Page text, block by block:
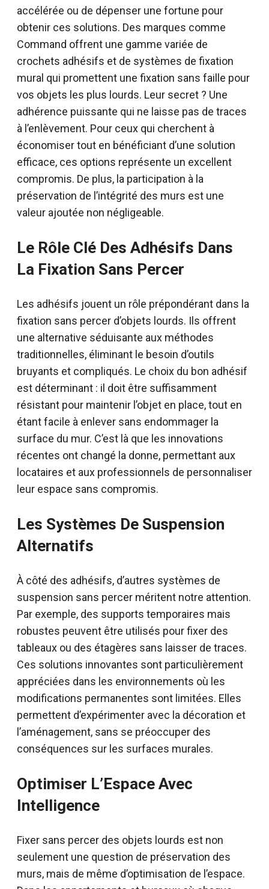
accélérée ou de dépenser une fortune pour
obtenir ces solutions. Des marques comme
Command offrent une gamme variée de
crochets adhésifs et de systèmes de fixation
mural qui promettent une fixation sans faille pour
vos objets les plus lourds. Leur secret ? Une
adhérence puissante qui ne laisse pas de traces
à l’enlèvement. Pour ceux qui cherchent à
économiser tout en bénéficiant d’une solution
efficace, ces options représente un excellent
compromis. De plus, la participation à la
préservation de l’intégrité des murs est une
valeur ajoutée non négligeable.
Le Rôle Clé Des Adhésifs Dans
La Fixation Sans Percer
Les adhésifs jouent un rôle prépondérant dans la
fixation sans percer d’objets lourds. Ils offrent
une alternative séduisante aux méthodes
traditionnelles, éliminant le besoin d’outils
bruyants et compliqués. Le choix du bon adhésif
est déterminant : il doit être suffisamment
résistant pour maintenir l’objet en place, tout en
étant facile à enlever sans endommager la
surface du mur. C’est là que les innovations
récentes ont changé la donne, permettant aux
locataires et aux professionnels de personnaliser
leur espace sans compromis.
Les Systèmes De Suspension
Alternatifs
À côté des adhésifs, d’autres systèmes de
suspension sans percer méritent notre attention.
Par exemple, des supports temporaires mais
robustes peuvent être utilisés pour fixer des
tableaux ou des étagères sans laisser de traces.
Ces solutions innovantes sont particulièrement
appréciées dans les environnements où les
modifications permanentes sont limitées. Elles
permettent d’expérimenter avec la décoration et
l’aménagement, sans se préoccuper des
conséquences sur les surfaces murales.
Optimiser L’Espace Avec
Intelligence
Fixer sans percer des objets lourds est non
seulement une question de préservation des
murs, mais de même d’optimisation de l’espace.